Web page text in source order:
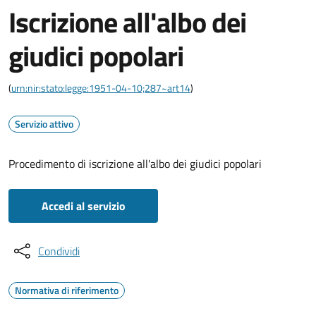
Iscrizione all'albo dei
giudici popolari
(urn:nir:stato:legge:1951-04-10;287~art14)
Servizio attivo
Procedimento di iscrizione all'albo dei giudici popolari
Accedi al servizio
Condividi
Normativa di riferimento